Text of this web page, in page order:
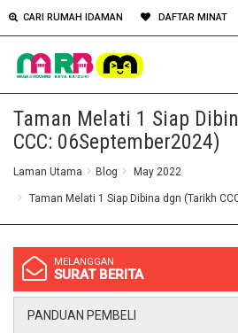
CARI RUMAH IDAMAN DAFTAR MINAT
Taman Melati 1 Siap
CCC: 06September2024)
Laman Utama Blog May 2022
Taman Melati 1 Siap Dibina dgn (Tarikh
MELANGGAN
SURAT BERITA
PANDUAN PEMBELI